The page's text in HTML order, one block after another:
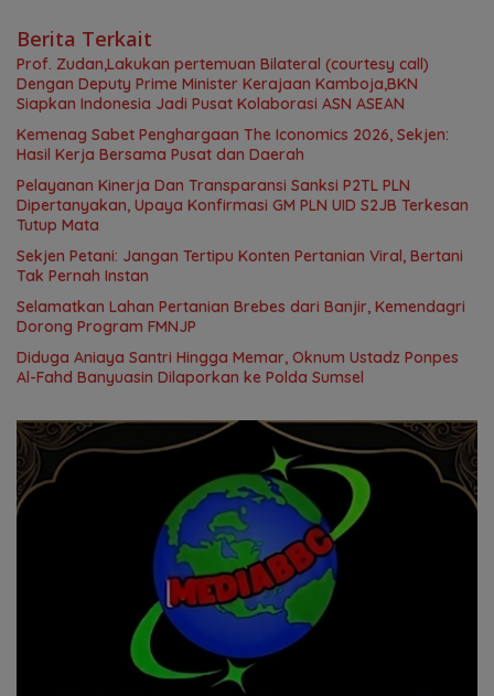
Berita Terkait
Prof. Zudan,Lakukan pertemuan Bilateral (courtesy call)
Dengan Deputy Prime Minister Kerajaan Kamboja,BKN
Siapkan Indonesia Jadi Pusat Kolaborasi ASN ASEAN
Kemenag Sabet Penghargaan The Iconomics 2026, Sekjen:
Hasil Kerja Bersama Pusat dan Daerah
Pelayanan Kinerja Dan Transparansi Sanksi P2TL PLN
Dipertanyakan, Upaya Konfirmasi GM PLN UID S2JB Terkesan
Tutup Mata
Sekjen Petani: Jangan Tertipu Konten Pertanian Viral, Bertani
Tak Pernah Instan
Selamatkan Lahan Pertanian Brebes dari Banjir, Kemendagri
Dorong Program FMNJP
Diduga Aniaya Santri Hingga Memar, Oknum Ustadz Ponpes
Al-Fahd Banyuasin Dilaporkan ke Polda Sumsel